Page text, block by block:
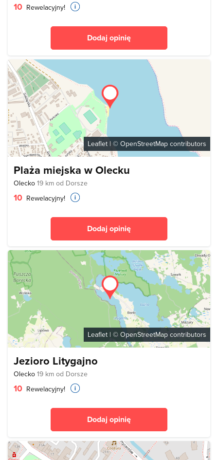
10 Rewelacyjny!
Dodaj opinię
Leaflet | © OpenStreetMap contributors
Plaża miejska w Olecku
Olecko 19 km od Dorsze
10 Rewelacyjny!
Dodaj opinię
Leaflet | © OpenStreetMap contributors
Jezioro Litygajno
Olecko 19 km od Dorsze
10 Rewelacyjny!
Dodaj opinię